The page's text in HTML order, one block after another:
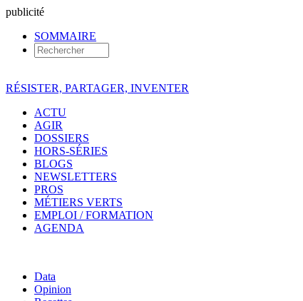
publicité
SOMMAIRE
RÉSISTER, PARTAGER, INVENTER
ACTU
AGIR
DOSSIERS
HORS-SÉRIES
BLOGS
NEWSLETTERS
PROS
MÉTIERS VERTS
EMPLOI / FORMATION
AGENDA
Data
Opinion